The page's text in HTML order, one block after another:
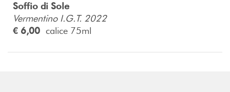
Soffio di Sole
Vermentino I.G.T. 2022
€ 6,00 calice 75ml